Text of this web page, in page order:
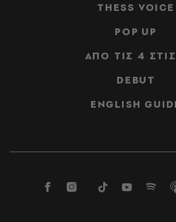
THESS VOICE
POP UP
ΑΠΟ ΤΙΣ 4
DEBUT
ENGLISH